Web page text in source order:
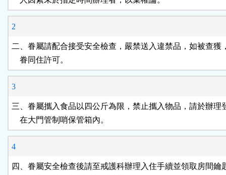
區
2
二、眷屬請配合接受安全檢查，嚴禁送入違禁品，如被查獲
    眷同住許可。
3
三、眷屬攜入食品以四公斤為限，禁止攜入物品，請於辦理
    在大門管制哨保管箱內。
4
四、眷屬安全檢查後請至戒護科辦理入住手續並領取房間鑰